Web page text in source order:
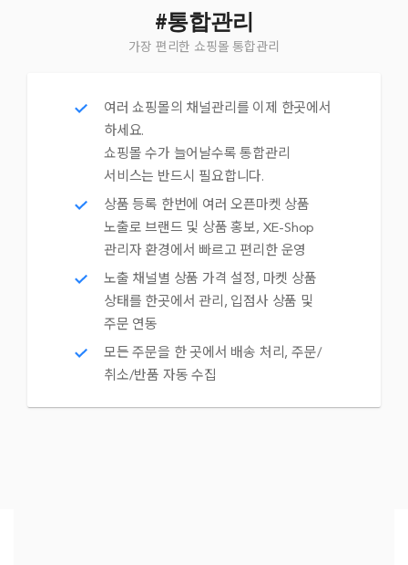
#통합관리
가장 편리한 쇼핑몰 통합관리
여러 쇼핑몰의 채널관리를 이제 한곳에서
하세요.
쇼핑몰 수가 늘어날수록 통합관리
서비스는 반드시 필요합니다.
상품 등록 한번에 여러 오픈마켓 상품
노출로 브랜드 및 상품 홍보, XE-Shop
관리자 환경에서 빠르고 편리한 운영
노출 채널별 상품 가격 설정, 마켓 상품
상태를 한곳에서 관리, 입점사 상품 및
주문 연동
모든 주문을 한 곳에서 배송 처리, 주문/
취소/반품 자동 수집